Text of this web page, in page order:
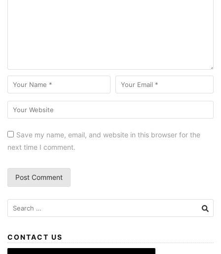
Save my name, email, and website in this browser for the
next time I comment.
CONTACT US